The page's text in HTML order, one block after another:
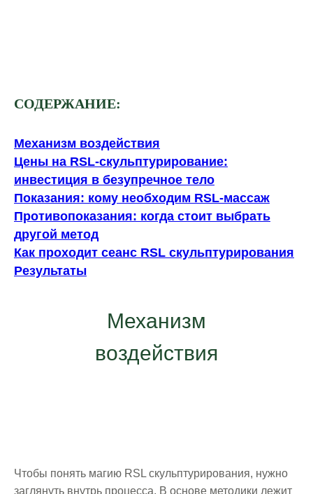
Каждая женщина мечтает о подтянутом,
стройном теле без изнурительных диет
и многочасовых тренировок в
спортзале. Современная эстетическая
косметология предлагает решение,
которое переворачивает
представление об аппаратной
коррекции фигуры. RSL
методика виброкомпрессионного
воздействия с LED-поддержкой.
В нашей клинике Laser Love этот метод
СОДЕРЖАНИЕ:
Механизм воздействия
Цены на RSL-скульптурирование:
инвестиция в безупречное тело
Показания: кому необходим RSL-массаж
Противопоказания: когда стоит выбрать
другой метод
Как проходит сеанс RSL скульптурирования
Результаты
Механизм
воздействия
Чтобы понять магию RSL скульптурирования, нужно
заглянуть внутрь процесса. В основе методики лежит